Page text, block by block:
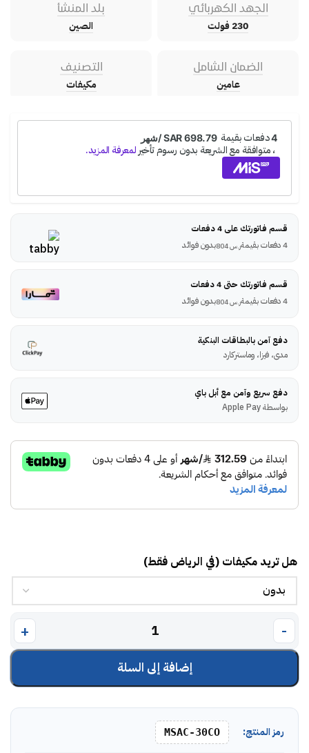
الجهد الكهربائي
230 فولت
بلد المنشأ
الصين
الضمان الشامل
عامين
التصنيف
مكيفات
قسم فاتورتك على 4 دفعات
4 دفعات بقيمة
ر.س بدون فوائد
قسم فاتورتك حتى 4 دفعات
4 دفعات بقيمة
ر.س بدون فوائد
دفع آمن بالبطاقات البنكية
مدى، فيزا، وماستركارد
دفع سريع وآمن مع أبل باي
بواسطة Apple Pay
هل تريد مكيفات (في الرياض فقط)
إضافة إلى السلة
رمز المنتج: MSAC-30CO